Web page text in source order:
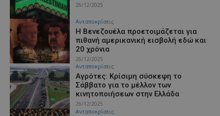
26/12/2025
Ανταποκρίσεις
Η Βενεζουέλα προετοιμάζεται για
πιθανή αμερικανική εισβολή εδώ και
20 χρόνια
26/12/2025
Ανταποκρίσεις
Αγρότες: Κρίσιμη σύσκεψη το
Σάββατο για το μέλλον των
κινητοποιήσεων στην Ελλάδα
26/12/2025
Ανταποκρίσεις